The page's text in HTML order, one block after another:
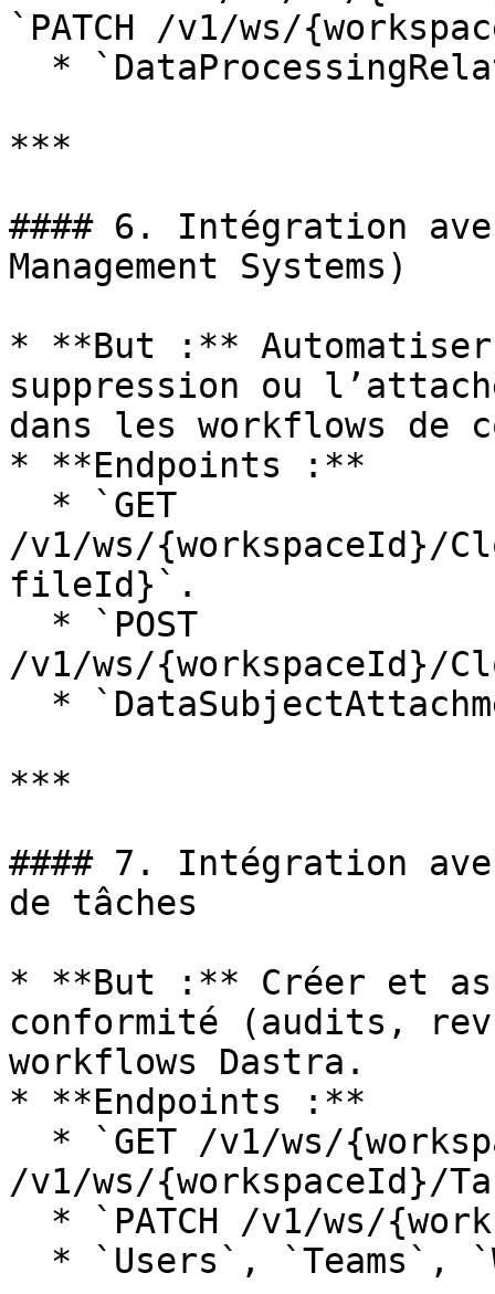
`PATCH /v1/ws/
***
#### 6. Intégration
Management Systems)
* **But :**
suppression ou
dans les workflows de
* **Endpoints :**
/v1/ws/{workspaceId}/
fileId}`.
/v1/ws/{workspaceId}/
***
#### 7. Intégration
de tâches
* **But :** Créer et
conformité (audits,
workflows Dastra.
* **Endpoints :**
/v1/ws/{workspaceId}/